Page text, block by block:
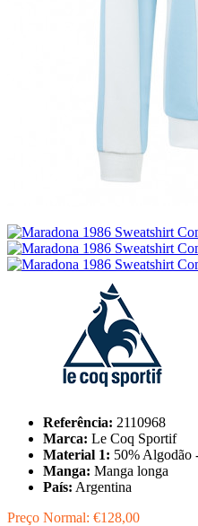
Referência: 2110968
Marca: Le Coq Sportif
Material 1: 50% Algodão
Manga: Manga longa
País: Argentina
Preço Normal: €128,00